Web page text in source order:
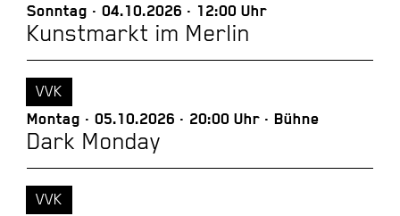
Sonntag 04.10.2026 12:00 Uhr
Kunstmarkt im Merlin
Montag 05.10.2026 20:00 Uhr Bühne
Dark Monday
VVK
VVK